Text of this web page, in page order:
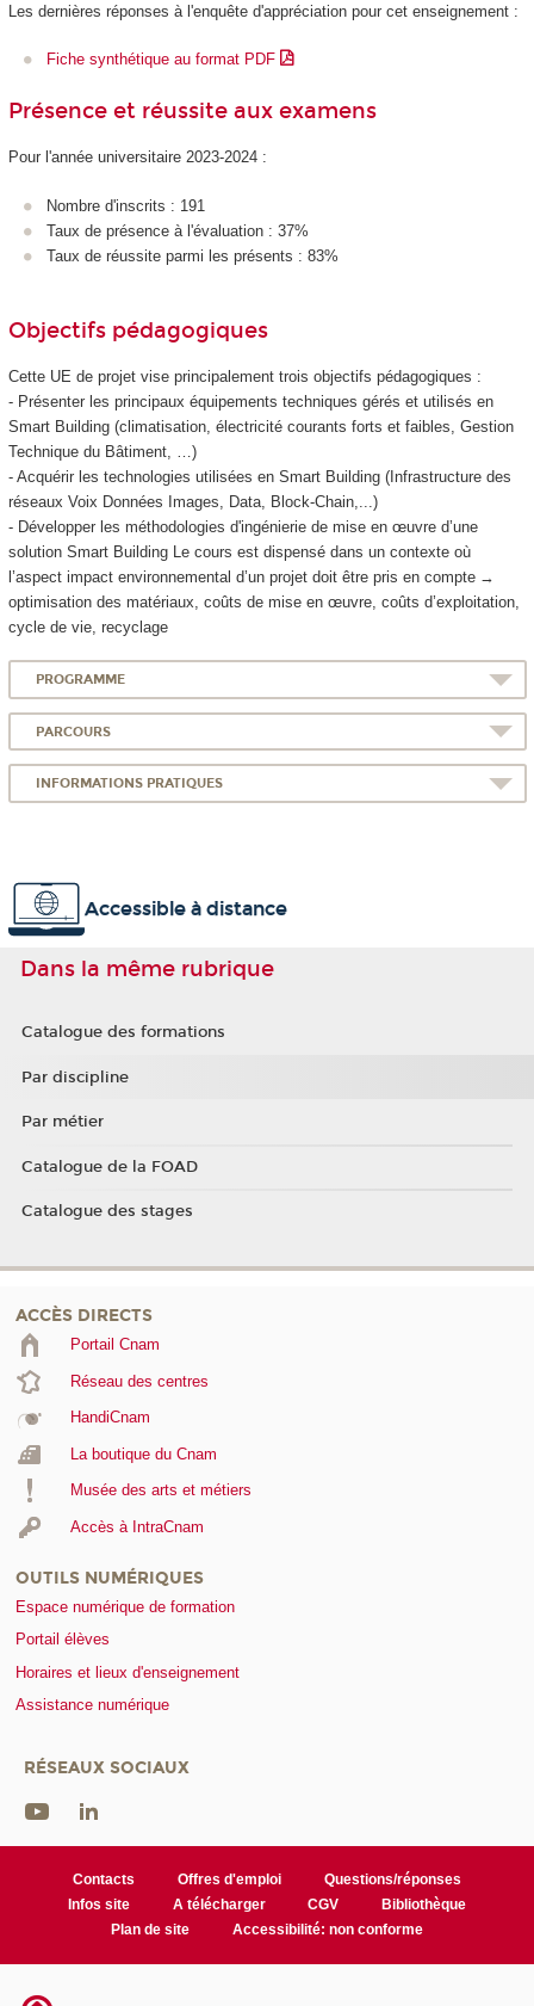
Les dernières réponses à l'enquête d'appréciation pour cet enseignement :
Fiche synthétique au format PDF
Présence et réussite aux examens
Pour l'année universitaire 2023-2024 :
Nombre d'inscrits : 191
Taux de présence à l'évaluation : 37%
Taux de réussite parmi les présents : 83%
Objectifs pédagogiques
Cette UE de projet vise principalement trois objectifs pédagogiques :
- Présenter les principaux équipements techniques gérés et utilisés en
Smart Building (climatisation, électricité courants forts et faibles, Gestion
Technique du Bâtiment, …)
- Acquérir les technologies utilisées en Smart Building (Infrastructure des
réseaux Voix Données Images, Data, Block-Chain,...)
- Développer les méthodologies d'ingénierie de mise en œuvre d’une
solution Smart Building Le cours est dispensé dans un contexte où
l’aspect impact environnemental d’un projet doit être pris en compte →
optimisation des matériaux, coûts de mise en œuvre, coûts d’exploitation,
cycle de vie, recyclage
PROGRAMME
PARCOURS
INFORMATIONS PRATIQUES
Accessible à distance
Dans la même rubrique
Catalogue des formations
Par discipline
Par métier
Catalogue de la FOAD
Catalogue des stages
ACCÈS DIRECTS
Portail Cnam
Réseau des centres
HandiCnam
La boutique du Cnam
Musée des arts et métiers
Accès à IntraCnam
OUTILS NUMÉRIQUES
Espace numérique de formation
Portail élèves
Horaires et lieux d'enseignement
Assistance numérique
RÉSEAUX SOCIAUX
Contacts Offres d'emploi
Questions/réponses
Infos site
A télécharger CGV
Bibliothèque
Plan de site
Accessibilité: non conforme